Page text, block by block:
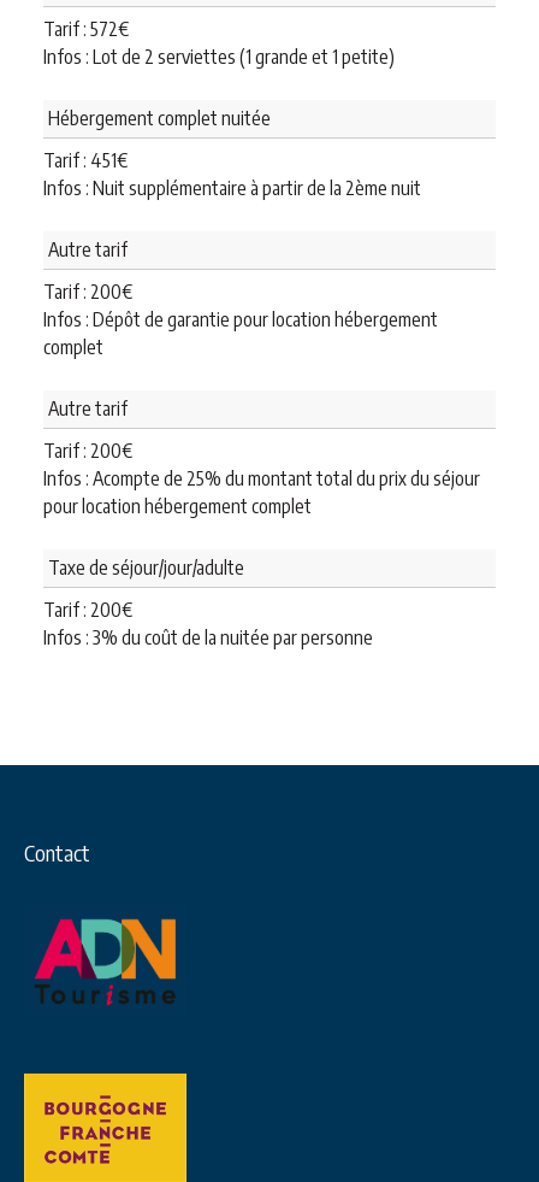
Tarif : 572€
Infos : Lot de 2 serviettes (1 grande et 1 petite)
Hébergement complet nuitée
Tarif : 451€
Infos : Nuit supplémentaire à partir de la 2ème nuit
Autre tarif
Tarif : 200€
Infos : Dépôt de garantie pour location hébergement
complet
Autre tarif
Tarif : 200€
Infos : Acompte de 25% du montant total du prix du séjour
pour location hébergement complet
Taxe de séjour/jour/adulte
Tarif : 200€
Infos : 3% du coût de la nuitée par personne
Contact